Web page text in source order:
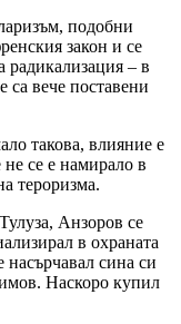
подобни
закон и се
радикализация – в
са вече поставени
такова, влияние е
се е намирало в
тероризма.
Анзоров се
в охраната
насърчавал сина си
Наскоро купил